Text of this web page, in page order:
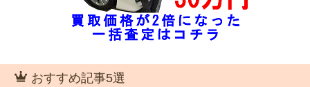
おすすめ記事5選